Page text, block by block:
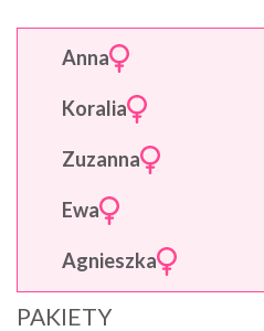
Anna
Koralia
Zuzanna
Ewa
Agnieszka
PAKIETY